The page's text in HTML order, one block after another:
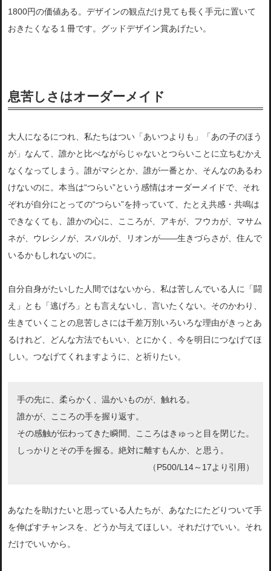
1800円の価値ある。デザインの観点だけ見ても長く手元に置いて
おきたくなる１冊です。グッドデザイン賞あげたい。
息苦しさはオーダーメイド
大人になるにつれ、私たちはつい「あいつよりも」「あの子のほう
が」なんて、誰かと比べながらじゃないとつらいことに立ちむかえ
なくなってしまう。誰がマシとか、誰が一番とか、そんなのあるわ
けないのに。本当は“つらい”という感情はオーダーメイドで、それ
ぞれが自分にとっての“つらい”を持っていて、たとえ共感・共鳴は
できなくても、誰かの心に、こころが、アキが、フウカが、マサム
ネが、ウレシノが、スバルが、リオンが――生きづらさが、住んで
いるかもしれないのに。
自分自身がたいした人間ではないから、私は苦しんでいる人に「闘
え」とも「逃げろ」とも言えないし、言いたくない。そのかわり、
生きていくことの息苦しさには千差万別いろいろな理由がきっとあ
るけれど、どんな方法でもいい、とにかく、今を明日につなげてほ
しい。つなげてくれますように、と祈りたい。
手の先に、柔らかく、温かいものが、触れる。
誰かが、こころの手を握り返す。
その感触が伝わってきた瞬間、こころはきゅっと目を閉じた。
しっかりとその手を握る。絶対に離すもんか、と思う。
（P500/L14～17より引用）
あなたを助けたいと思っている人たちが、あなたにたどりついて手
を伸ばすチャンスを、どうか与えてほしい。それだけでいい。それ
だけでいいから。